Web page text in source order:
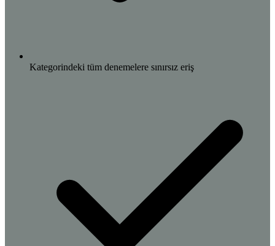
Kategorindeki tüm denemelere sınırsız eriş